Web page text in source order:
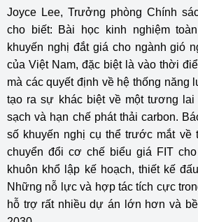
Joyce Lee, Trưởng phòng Chính
cho biết: Bài học kinh nghiệm
khuyến nghị đắt giá cho ngành gió
của Việt Nam, đặc biệt là vào thời
mà các quyết định về hệ thống năng
tạo ra sự khác biệt về một tương
sạch và hạn chế phát thải carbon.
số khuyến nghị cụ thể trước mắt về
chuyển đổi cơ chế biểu giá FIT
khuôn khổ lập kế hoạch, thiết kế
Những nỗ lực và hợp tác tích cực
hỗ trợ rất nhiều dự án lớn hơn và